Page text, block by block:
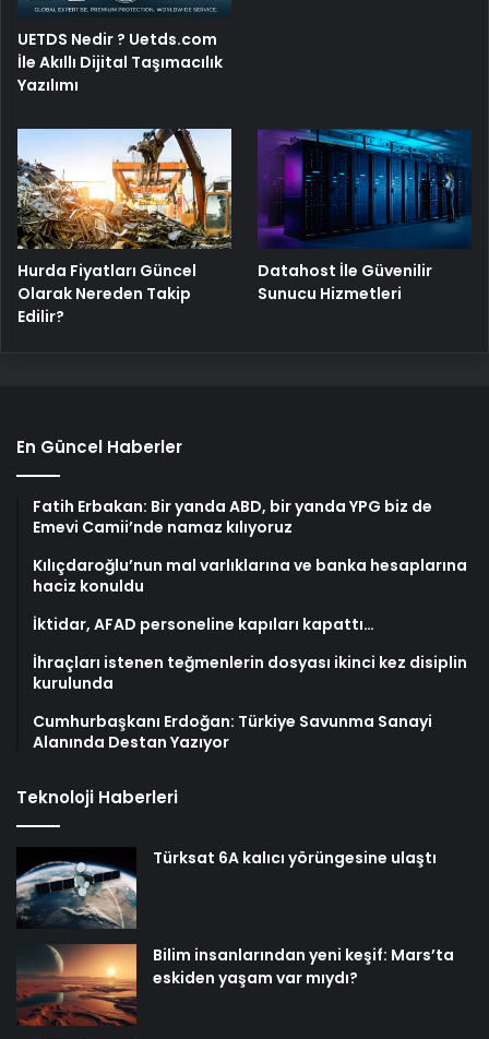
UETDS Nedir ? Uetds.com
İle Akıllı Dijital Taşımacılık
Yazılımı
Hurda Fiyatları Güncel
Olarak Nereden Takip
Edilir?
Datahost İle Güvenilir
Sunucu Hizmetleri
En Güncel Haberler
Fatih Erbakan: Bir yanda ABD, bir yanda YPG biz de
Emevi Camii’nde namaz kılıyoruz
Kılıçdaroğlu’nun mal varlıklarına ve banka hesaplarına
haciz konuldu
İktidar, AFAD personeline kapıları kapattı…
İhraçları istenen teğmenlerin dosyası ikinci kez disiplin
kurulunda
Cumhurbaşkanı Erdoğan: Türkiye Savunma Sanayi
Alanında Destan Yazıyor
Teknoloji Haberleri
Türksat 6A kalıcı yörüngesine ulaştı
Bilim insanlarından yeni keşif: Mars’ta
eskiden yaşam var mıydı?